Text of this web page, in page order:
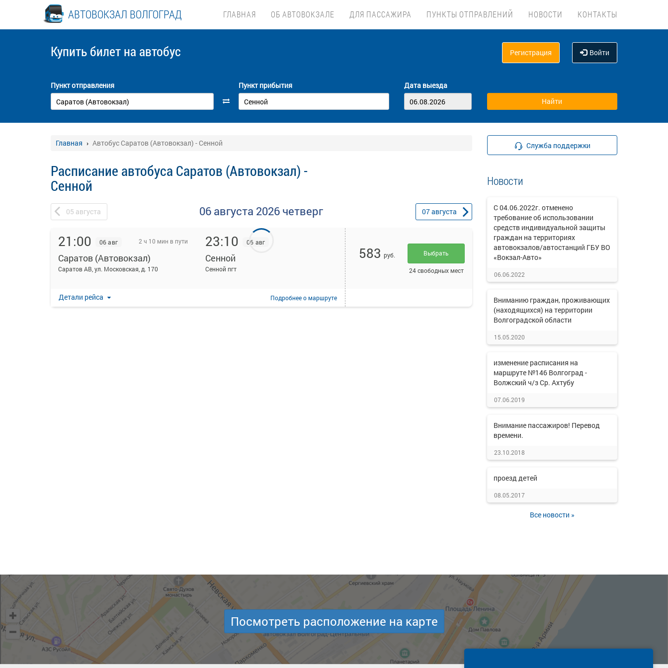
АВТОВОКЗАЛ ВОЛГОГРАД ГЛАВНАЯ ОБ АВТОВОКЗАЛЕ ДЛЯ ПАССАЖИРА ПУНКТЫ ОТПРАВЛЕНИЙ НОВОСТИ КОНТАКТЫ
Купить билет на автобус Регистрация Войти
Пункт отправления Пункт прибытия Дата выезда
Главная Автобус Саратов (Автовокзал) - Сенной
Расписание автобуса Саратов (Автовокзал) -
Сенной
05 августа 06 августа 2026 четверг 07августа
21:00 06 авг 2 ч 10 мин в пути
Саратов (Автовокзал)
Саратов АВ, ул. Московская, д. 170
23:10 06 авг
Сенной
Сенной пгт
Детали рейса Подробнеео маршруте
583 руб. Выбрать
24 свободных мест
Служба поддержки
Новости
С 04.06.2022г. отменено
требование об использовании
средств индивидуальной защиты
граждан на территориях
автовокзалов/автостанций ГБУ ВО
«Вокзал-Авто»
06.06.2022
Вниманию граждан, проживающих
(находящихся) на территории
Волгоградской области
15.05.2020
изменение расписания на
маршруте №146 Волгоград -
Волжский ч/з Ср. Ахтубу
07.06.2019
Внимание пассажиров! Перевод
времени.
23.10.2018
проезд детей
08.05.2017
Все новости »
Посмотреть расположение на карте